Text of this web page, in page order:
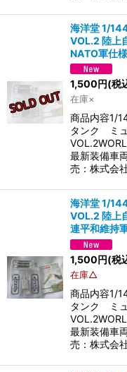
海洋堂 1/
VOL.2 陸上
NATO軍仕
1,500円(税
在庫×
商品内容1/
タンク ミ
最新装備車
売：株式会
海洋堂 1/
VOL.2 陸上
連平和維持
1,500円(税
在庫△
商品内容1/
タンク ミ
最新装備車
売：株式会